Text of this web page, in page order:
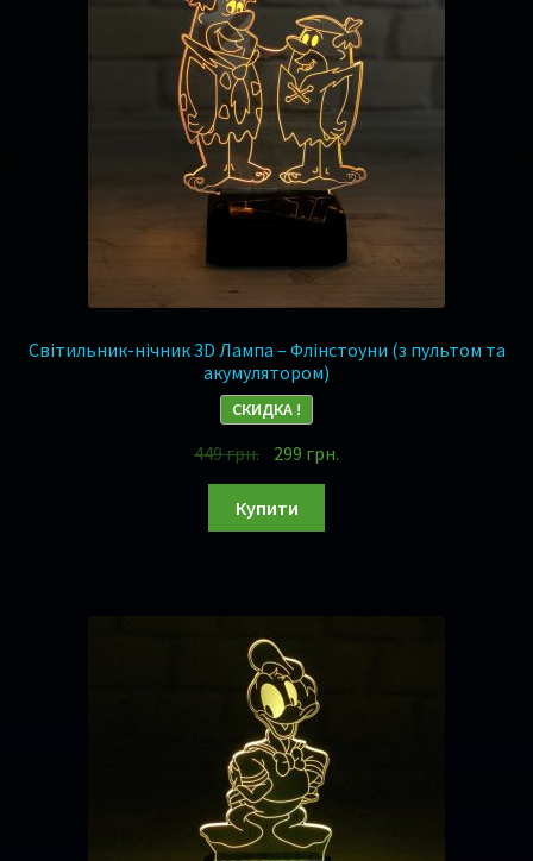
Оплата та Доставка
Світильник-нічник 3D Лампа – Флінстоуни (з пультом та
акумулятором)
СКИДКА !
449грн. 299 грн.
Купити